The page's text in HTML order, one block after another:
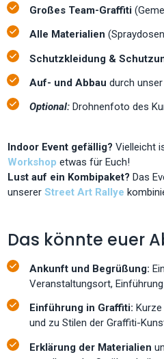
Großes Team-Graffiti
Alle Materialien
Schutzkleidung &
Auf- und Abbau durch
Optional:Drohnenfoto des
Indoor Event gefällig?Vielleicht
Workshop etwas für Euch!
Lust auf ein Kombipaket? Das
unsererStreet Art Rallye
Das könnte euer
Ankunft und Begrüßung:
Veranstaltungsort,
Einführung in Graffiti:
und zu Stilen der Graffiti-
Erklärung der Materialien